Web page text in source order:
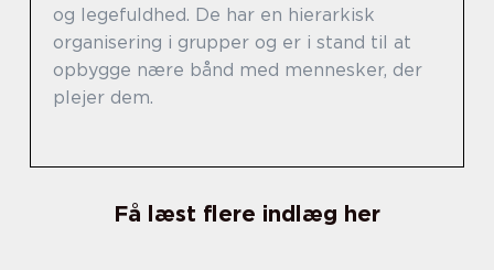
og legefuldhed. De har en hierarkisk
organisering i grupper og er i stand til at
opbygge nære bånd med mennesker, der
plejer dem.
Få læst flere indlæg her